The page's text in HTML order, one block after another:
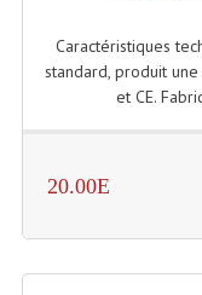
Caractéristiques
standard, produit
et CE.
20.00E